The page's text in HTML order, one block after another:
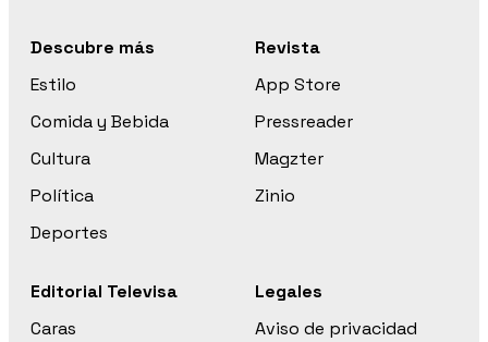
Descubre más
Estilo
Comida y Bebida
Cultura
Política
Deportes
Revista
App Store
Pressreader
Magzter
Zinio
Editorial Televisa
Caras
Legales
Aviso de privacidad